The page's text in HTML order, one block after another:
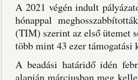
A 2021 végén indult
hónappal
(TIM) szerint az első ütemet
több mint 43 ezer támogatási
A beadási határidő idén